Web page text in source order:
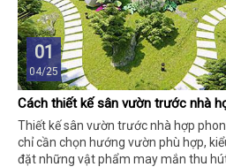
01
04/25
Cách thiết kế sân vườn trước nhà
Thiết kế sân vườn trước nhà hợp
chỉ cần chọn hướng vườn phù hợp,
đặt những vật phẩm may mắn thu